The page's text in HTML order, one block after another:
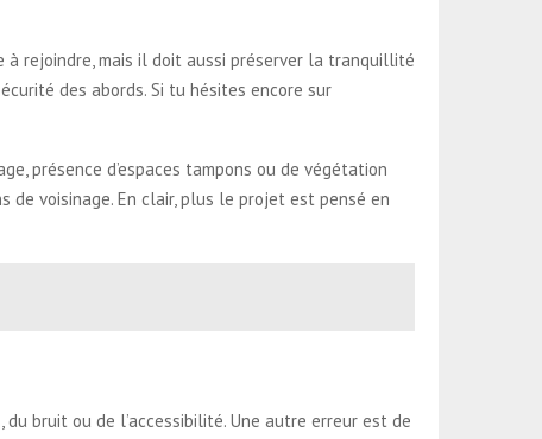
à rejoindre, mais il doit aussi préserver la tranquillité
des abords. Si tu hésites encore sur
présence d’espaces tampons ou de végétation
de voisinage. En clair, plus le projet est pensé en
bruit ou de l’accessibilité. Une autre erreur est de